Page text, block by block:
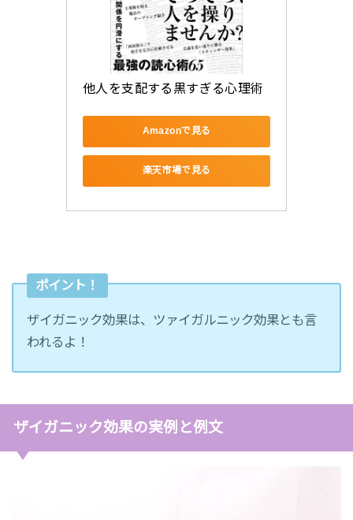
他人を支配する黒すぎる心理術
Amazonで見る
楽天市場で見る
ポイント！
ザイガニック効果は、ツァイガルニック効果とも言
われるよ！
ザイガニック効果の実例と例文